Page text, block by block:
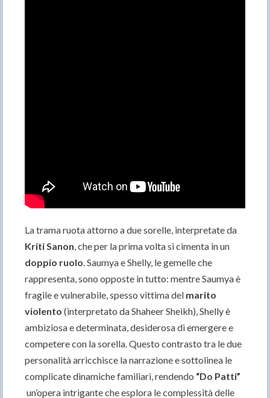
La trama ruota attorno a due sorelle, interpretate da
Kriti Sanon , che per la prima volta si cimenta in un
doppio ruolo . Saumya e Shelly, le gemelle che
rappresenta, sono opposte in tutto: mentre Saumya è
fragile e vulnerabile, spesso vittima del marito
violento (interpretato da Shaheer Sheikh), Shelly è
ambiziosa e determinata, desiderosa di emergere e
competere con la sorella. Questo contrasto tra le due
personalità arricchisce la narrazione e sottolinea le
complicate dinamiche familiari, rendendo “Do Patti”
un’opera intrigante che esplora le complessità delle